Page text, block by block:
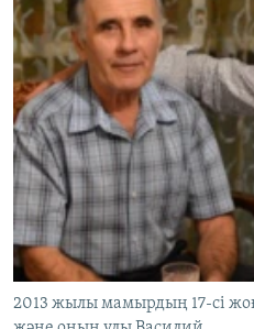
2013 жылы мамырдың 17-сі